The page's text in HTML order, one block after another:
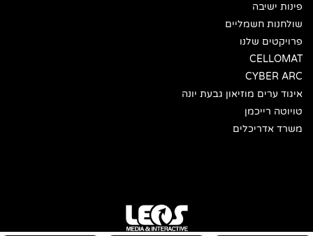
פינות ישיבה
שולחנות חשמליים
פרויקטים שלנו
CELLOMAT
CYBER ARC
איגוד ערים מוזיאון גבעת יונה
טויוטה רייכמן
משרד אדריכלים